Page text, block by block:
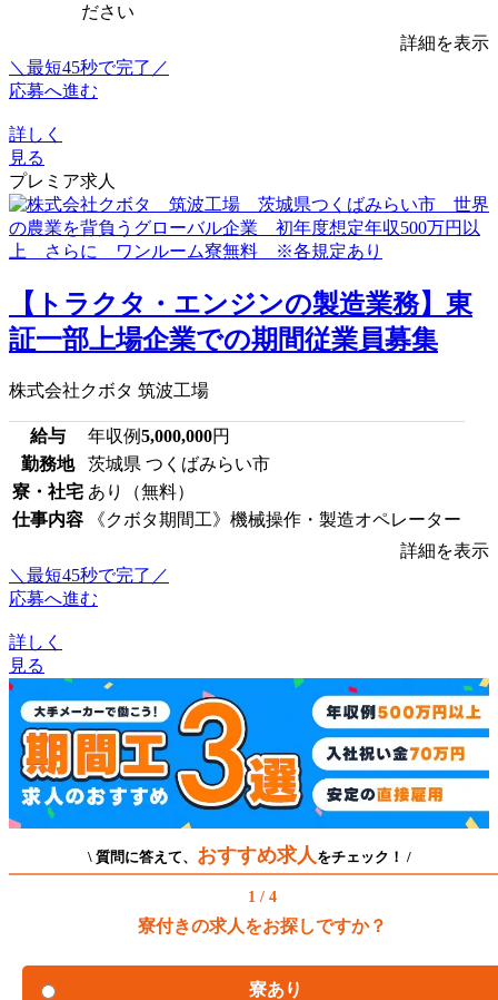
ださい
詳細を表示
＼最短45秒で完了／
応募へ進む
詳しく
見る
プレミア求人
【トラクタ・エンジンの製造業務】東
証一部上場企業での期間従業員募集
株式会社クボタ 筑波工場
給与 年収例5,000,000円
勤務地
茨城県 つくばみらい市
寮・社宅 あり（無料）
仕事内容
《クボタ期間工》機械操作・製造オペレーター
詳細を表示
＼最短45秒で完了／
応募へ進む
詳しく
見る
\ 質問に答えて、 おすすめ求人 をチェック！ /
1 / 4
寮付きの求人をお探しですか？
寮あり